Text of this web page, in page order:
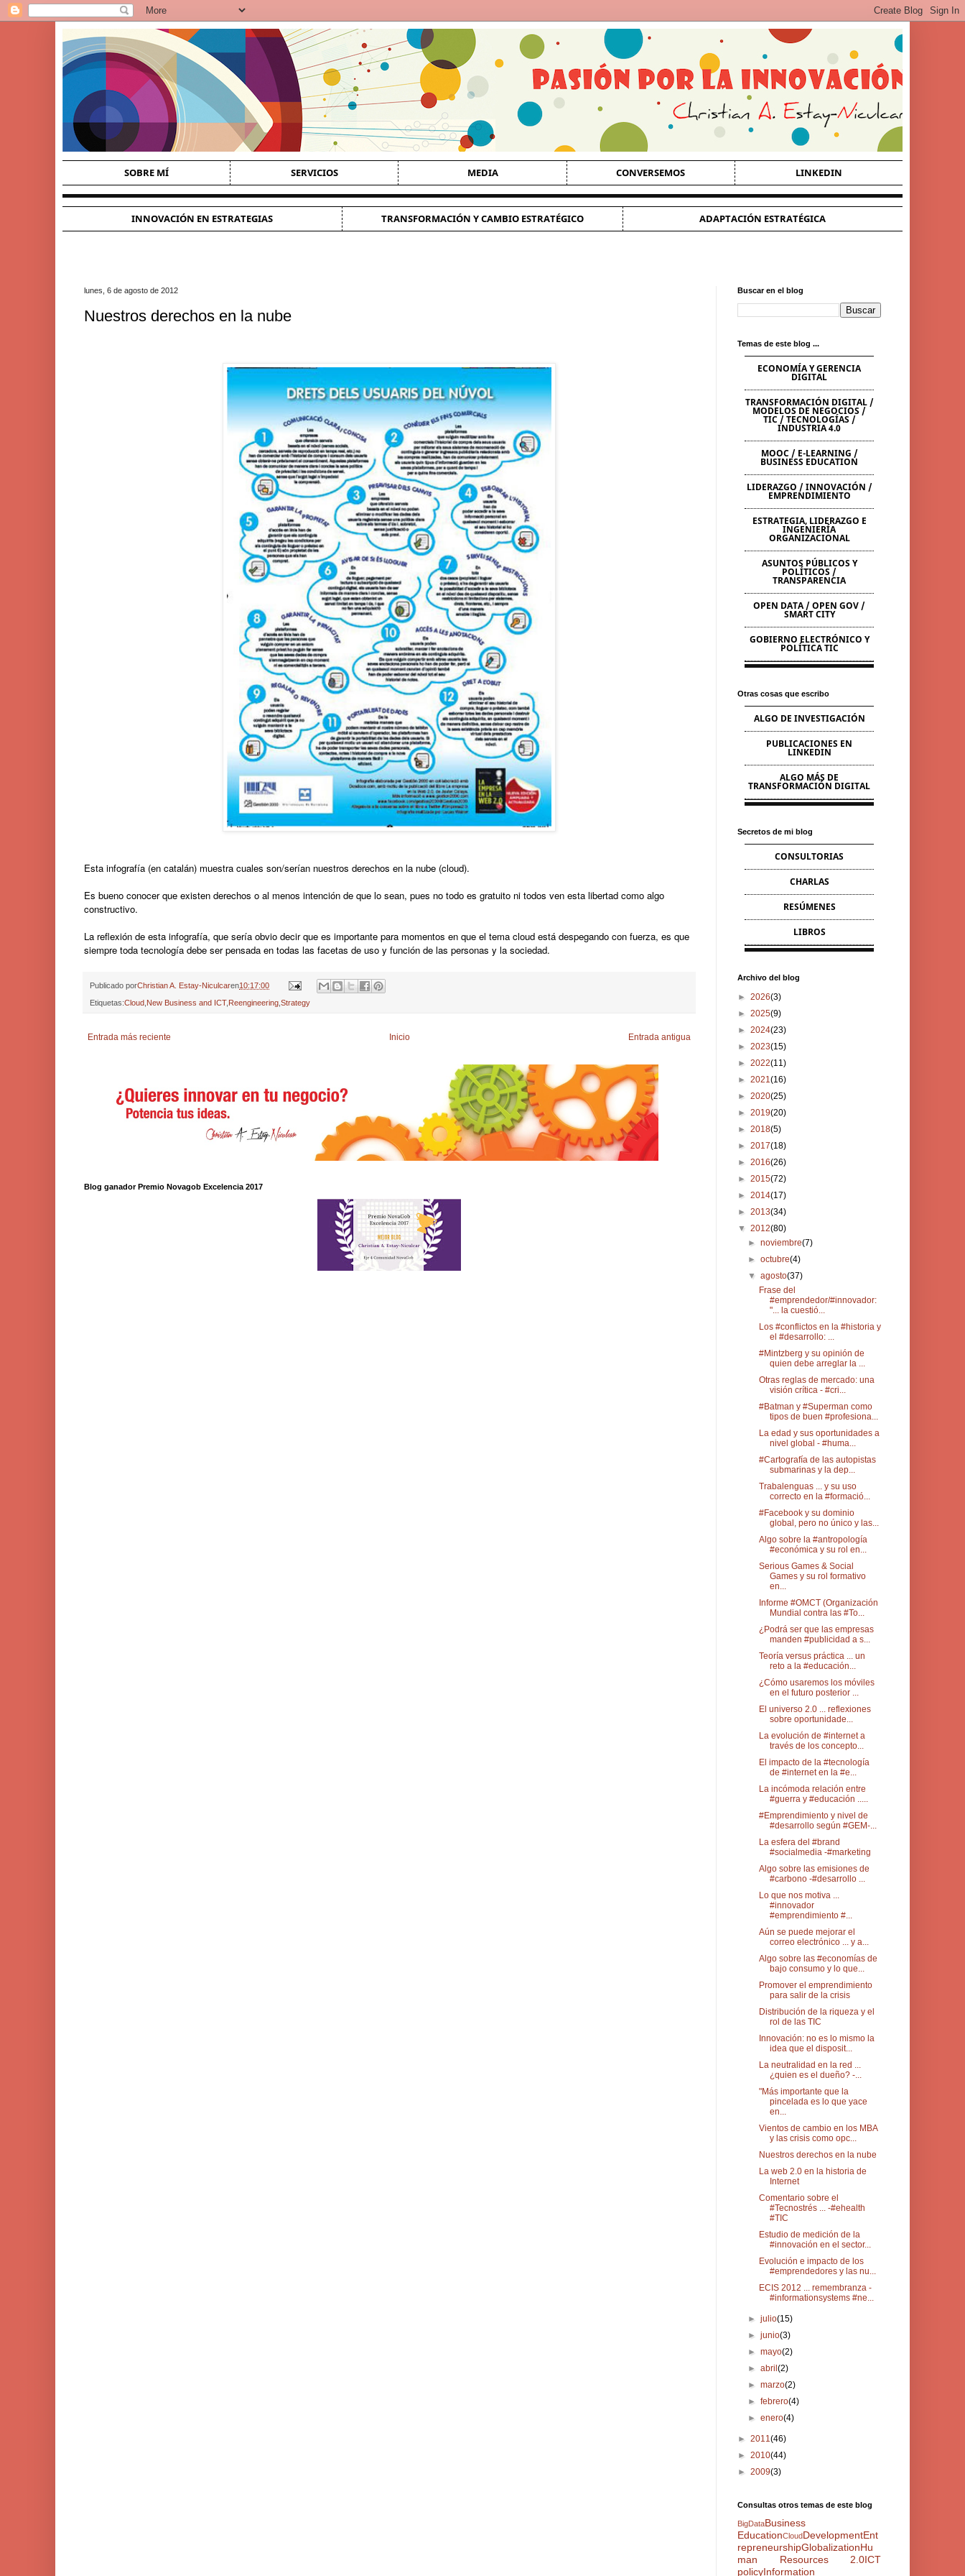
SOBRE MÍ SERVICIOS MEDIA CONVERSEMOS LINKEDIN
INNOVACIÓN EN ESTRATEGIAS TRANSFORMACIÓN Y CAMBIO ESTRATÉGICO ADAPTACIÓN ESTRATÉGICA
lunes, 6 de agosto de 2012
Nuestros derechos en la nube
Esta infografía (en catalán) muestra cuales son/serían nuestros derechos en la nube (cloud).
Es bueno conocer que existen derechos o al menos intención de que lo sean, pues no todo es gratuito ni todos ven esta libertad como algo
constructivo.
La reflexión de esta infografía, que sería obvio decir que es importante para momentos en que el tema cloud está despegando con fuerza, es que
siempre toda tecnología debe ser pensada en todas las facetas de uso y función de las personas y la sociedad.
Publicado porChristian A. Estay-Niculcaren10:17:00
Etiquetas:Cloud New Business and ICT, Reengineering Strategy
Entrada más reciente Entrada antigua
Inicio
Blog ganador Premio Novagob Excelencia 2017
Buscar en el blog
Temas de este blog ...
ECONOMÍA Y GERENCIA
DIGITAL
TRANSFORMACIÓN DIGITAL /
MODELOS DE NEGOCIOS /
TIC / TECNOLOGÍAS /
INDUSTRIA 4.0
MOOC / E-LEARNING /
BUSINESS EDUCATION
LIDERAZGO / INNOVACIÓN /
EMPRENDIMIENTO
ESTRATEGIA, LIDERAZGO E
INGENIERÍA
ORGANIZACIONAL
ASUNTOS PÚBLICOS Y
POLÍTICOS /
TRANSPARENCIA
OPEN DATA / OPEN GOV /
SMART CITY
GOBIERNO ELECTRÓNICO Y
POLÍTICA TIC
Otras cosas que escribo
ALGO DE INVESTIGACIÓN
PUBLICACIONES EN
LINKEDIN
ALGO MÁS DE
TRANSFORMACIÓN DIGITAL
Secretos de mi blog
CONSULTORIAS
CHARLAS
RESÚMENES
LIBROS
Archivo del blog
► 2026(3)
► 2025(9)
► 2024(23)
► 2023(15)
► 2022(11)
► 2021(16)
► 2020(25)
► 2019(20)
► 2018(5)
► 2017(18)
► 2016(26)
► 2015(72)
► 2014(17)
► 2013(34)
▼ 2012(80)
►noviembre(7)
►octubre(4)
▼agosto(37)
Frase del
#emprendedor/#innovador:
"... la cuestió...
Los #conflictos en la #historia y
el #desarrollo: ...
#Mintzberg y su opinión de
quien debe arreglar la ...
Otras reglas de mercado: una
visión crítica - #cri...
#Batman y #Superman como
tipos de buen #profesiona...
La edad y sus oportunidades a
nivel global - #huma...
#Cartografía de las autopistas
submarinas y la dep...
Trabalenguas ... y su uso
correcto en la #formació...
#Facebook y su dominio
global, pero no único y las...
Algo sobre la #antropología
#económica y su rol en...
Serious Games & Social
Games y su rol formativo
en...
Informe #OMCT (Organización
Mundial contra las #To...
¿Podrá ser que las empresas
manden #publicidad a s...
Teoría versus práctica ... un
reto a la #educación...
¿Cómo usaremos los móviles
en el futuro posterior ...
El universo 2.0 ... reflexiones
sobre oportunidade...
La evolución de #internet a
través de los concepto...
El impacto de la #tecnología
de #internet en la #e...
La incómoda relación entre
#guerra y #educación .....
#Emprendimiento y nivel de
#desarrollo según #GEM-...
La esfera del #brand
#socialmedia -#marketing
Algo sobre las emisiones de
#carbono -#desarrollo ...
Lo que nos motiva ...
#innovador
#emprendimiento #...
Aún se puede mejorar el
correo electrónico ... y a...
Algo sobre las #economías de
bajo consumo y lo que...
Promover el emprendimiento
para salir de la crisis
Distribución de la riqueza y el
rol de las TIC
Innovación: no es lo mismo la
idea que el disposit...
La neutralidad en la red ...
¿quien es el dueño? -...
"Más importante que la
pincelada es lo que yace
en...
Vientos de cambio en los MBA
y las crisis como opc...
Nuestros derechos en la nube
La web 2.0 en la historia de
Internet
Comentario sobre el
#Tecnostrés ... -#ehealth
#TIC
Estudio de medición de la
#innovación en el sector...
Evolución e impacto de los
#emprendedores y las nu...
ECIS 2012 ... remembranza -
#informationsystems #ne...
►julio(15)
►junio(3)
►mayo(2)
►abril(2)
►marzo(2)
►febrero(4)
►enero(4)
► 2011(46)
► 2010(44)
► 2009(3)
Consultas otros temas de este blog
BigDataBusiness
EducationCloudDevelopmentEnt
repreneurshipGlobalizationHu
man Resources 2.0ICT
policyInformation